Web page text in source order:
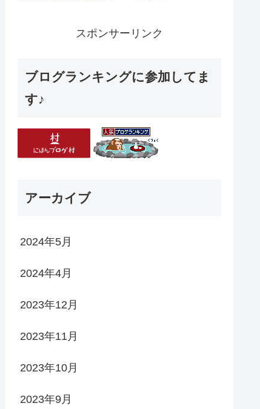
スポンサーリンク
ブログランキングに参加してま
す♪
アーカイブ
2024年5月
2024年4月
2023年12月
2023年11月
2023年10月
2023年9月